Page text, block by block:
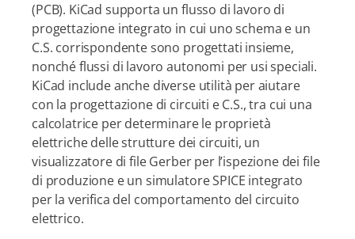
(PCB). KiCad supporta un flusso di lavoro di
progettazione integrato in cui uno schema e un
C.S. corrispondente sono progettati insieme,
nonché flussi di lavoro autonomi per usi speciali.
KiCad include anche diverse utilità per aiutare
con la progettazione di circuiti e C.S., tra cui una
calcolatrice per determinare le proprietà
elettriche delle strutture dei circuiti, un
visualizzatore di file Gerber per l’ispezione dei file
di produzione e un simulatore SPICE integrato
per la verifica del comportamento del circuito
elettrico.